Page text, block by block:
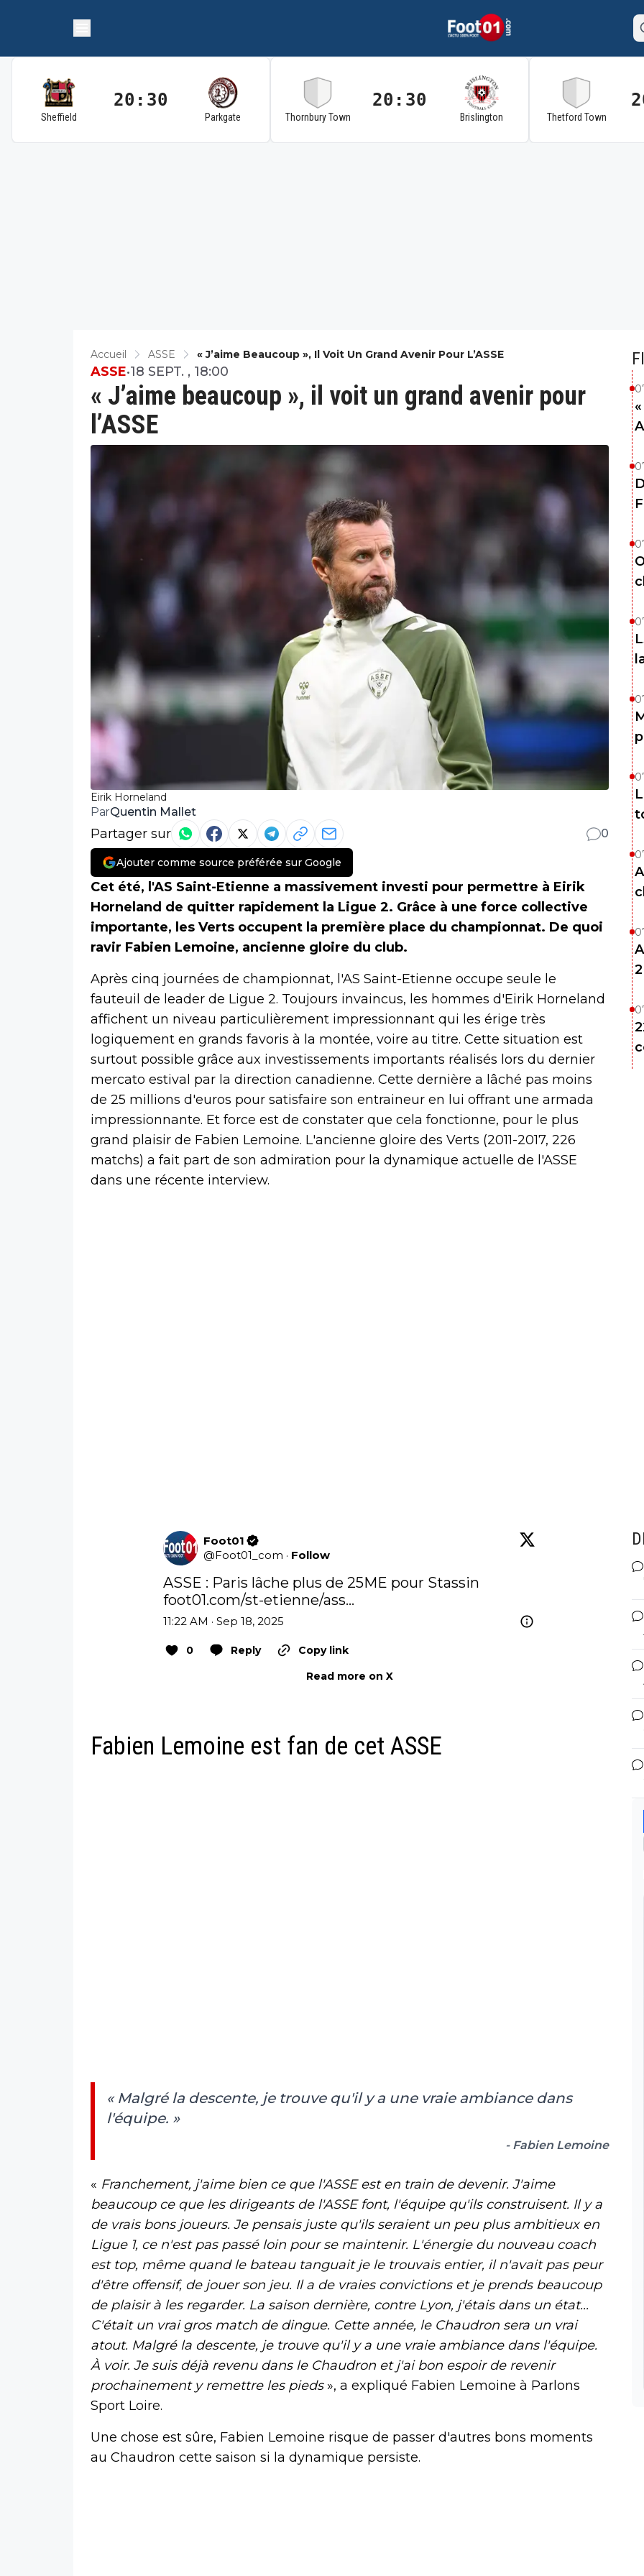
Sheffield
20:30
Parkgate Thornbury Town
20:30
Brislington Thetford Town
Accueil ASSE « J’aime Beaucoup », Il Voit Un Grand Avenir Pour L’ASSE
Eirik Horneland
« J’aime beaucoup », il voit un grand avenir pour
l’ASSE
ASSE•18 SEPT. , 18:00
ParQuentin Mallet
Partager sur 0
Ajouter comme source préférée sur Google
Cet été, l'AS Saint-Etienne a massivement investi pour permettre à Eirik
Horneland de quitter rapidement la Ligue 2. Grâce à une force collective
importante, les Verts occupent la première place du championnat. De quoi
ravir Fabien Lemoine, ancienne gloire du club.
Après cinq journées de championnat, l'AS Saint-Etienne occupe seule le
fauteuil de leader de Ligue 2. Toujours invaincus, les hommes d'Eirik Horneland
affichent un niveau particulièrement impressionnant qui les érige très
logiquement en grands favoris à la montée, voire au titre. Cette situation est
surtout possible grâce aux investissements importants réalisés lors du dernier
mercato estival par la direction canadienne. Cette dernière a lâché pas moins
de 25 millions d'euros pour satisfaire son entraineur en lui offrant une armada
impressionnante. Et force est de constater que cela fonctionne, pour le plus
grand plaisir de Fabien Lemoine. L'ancienne gloire des Verts (2011-2017, 226
matchs) a fait part de son admiration pour la dynamique actuelle de l'ASSE
dans une récente interview.
Foot01
@Foot01_com · Follow
foot01.com/st-etienne/ass…
11:22 AM · Sep 18, 2025
0 Reply
Copy link
Read more on X
Fabien Lemoine est fan de cet ASSE
« Malgré la descente, je trouve qu'il y a une vraie ambiance dans
l'équipe. »
- Fabien Lemoine
« Franchement, j'aime bien ce que l'ASSE est en train de devenir. J'aime
beaucoup ce que les dirigeants de l'ASSE font, l'équipe qu'ils construisent. Il y a
de vrais bons joueurs. Je pensais juste qu'ils seraient un peu plus ambitieux en
Ligue 1, ce n'est pas passé loin pour se maintenir. L'énergie du nouveau coach
est top, même quand le bateau tanguait je le trouvais entier, il n'avait pas peur
d'être offensif, de jouer son jeu. Il a de vraies convictions et je prends beaucoup
de plaisir à les regarder. La saison dernière, contre Lyon, j'étais dans un état...
C'était un vrai gros match de dingue. Cette année, le Chaudron sera un vrai
atout. Malgré la descente, je trouve qu'il y a une vraie ambiance dans l'équipe.
À voir. Je suis déjà revenu dans le Chaudron et j'ai bon espoir de revenir
prochainement y remettre les pieds», a expliqué Fabien Lemoine à Parlons
Sport Loire.
Une chose est sûre, Fabien Lemoine risque de passer d'autres bons moments
au Chaudron cette saison si la dynamique persiste.